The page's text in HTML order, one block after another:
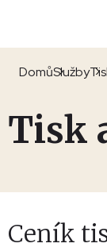
DomůSlužby
Tisk
Ceník